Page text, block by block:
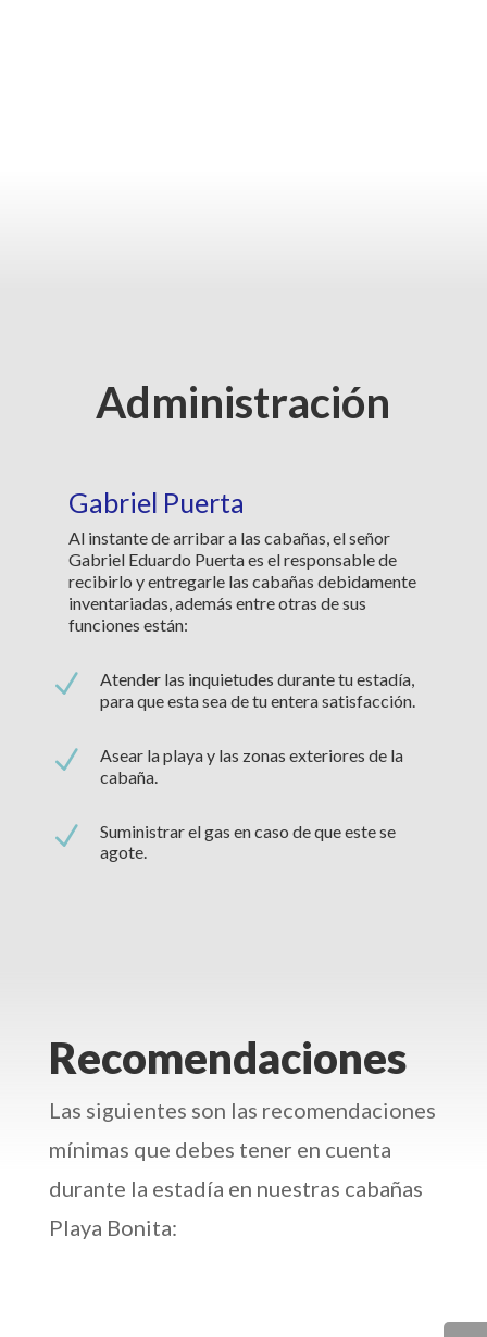
Administración
Gabriel Puerta
Al instante de arribar a las cabañas, el señor
Gabriel Eduardo Puerta es el responsable de
recibirlo y entregarle las cabañas debidamente
inventariadas, además entre otras de sus
funciones están:
N
Atender las inquietudes durante tu estadía,
para que esta sea de tu entera satisfacción.
N
Asear la playa y las zonas exteriores de la
cabaña.
N
Suministrar el gas en caso de que este se
agote.
Recomendaciones
Las siguientes son las recomendaciones
mínimas que debes tener en cuenta
durante la estadía en nuestras cabañas
Playa Bonita: